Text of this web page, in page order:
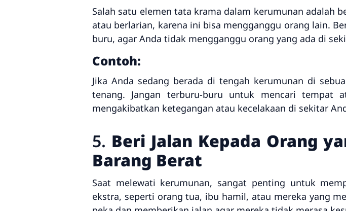
Salah satu elemen tata krama dalam kerumunan adalah
atau berlarian, karena ini bisa mengganggu orang lain.
buru, agar Anda tidak mengganggu orang yang ada di
Contoh:
Jika Anda sedang berada di tengah kerumunan di
tenang. Jangan terburu-buru untuk mencari tempat
mengakibatkan ketegangan atau kecelakaan di sekitar
5. Beri Jalan Kepada Orang
Barang Berat
Saat melewati kerumunan, sangat penting untuk
ekstra, seperti orang tua, ibu hamil, atau mereka yang